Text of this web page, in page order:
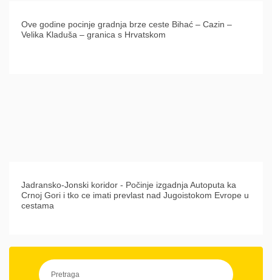
Ove godine pocinje gradnja brze ceste Bihać – Cazin –
Velika Kladuša – granica s Hrvatskom
Jadransko-Jonski koridor - Počinje izgadnja Autoputa ka
Crnoj Gori i tko ce imati prevlast nad Jugoistokom Evrope u
cestama